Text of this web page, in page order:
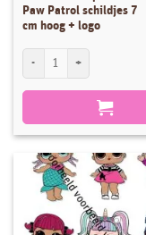
Paw Patrol schildjes 7
cm hoog + logo
Eetbare Taartprint Paw